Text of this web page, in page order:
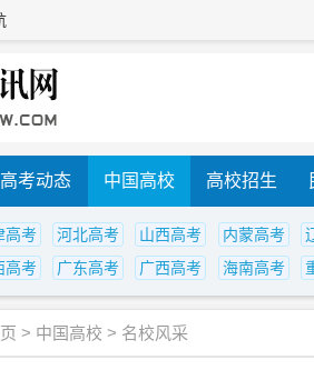
高考动态 中国高校 高校招生
高考 河北高考 山西高考 内蒙高考
高考 广东高考 广西高考 海南高考
> 中国高校 > 名校风采